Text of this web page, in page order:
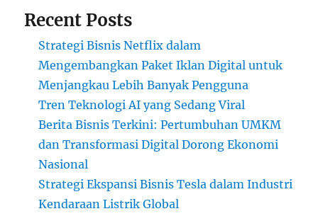
Recent Posts
Strategi Bisnis Netflix dalam
Mengembangkan Paket Iklan Digital untuk
Menjangkau Lebih Banyak Pengguna
Tren Teknologi AI yang Sedang Viral
Berita Bisnis Terkini: Pertumbuhan UMKM
dan Transformasi Digital Dorong Ekonomi
Nasional
Strategi Ekspansi Bisnis Tesla dalam Industri
Kendaraan Listrik Global